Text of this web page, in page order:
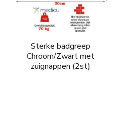
Sterke badgreep
Chroom/Zwart met
zuignappen (2st)